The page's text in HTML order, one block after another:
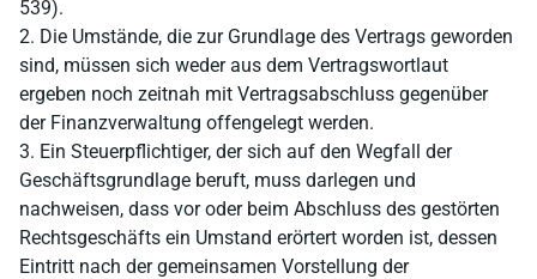
539).
2. Die Umstände, die zur Grundlage des Vertrags geworden
sind, müssen sich weder aus dem Vertragswortlaut
ergeben noch zeitnah mit Vertragsabschluss gegenüber
der Finanzverwaltung offengelegt werden.
3. Ein Steuerpflichtiger, der sich auf den Wegfall der
Geschäftsgrundlage beruft, muss darlegen und
nachweisen, dass vor oder beim Abschluss des gestörten
Rechtsgeschäfts ein Umstand erörtert worden ist, dessen
Eintritt nach der gemeinsamen Vorstellung der